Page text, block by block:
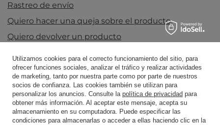
Rastreo de envío
Quiero hacer una queja sobre el producto.
Quiero devolver un producto
dirección (no recomendado)
Contacto
Cuenta
Utilizamos cookies para el correcto funcionamiento del sitio, para
ofrecer funciones sociales, analizar el tráfico y realizar actividades
de marketing, tanto por nuestra parte como por parte de nuestros
socios de confianza. Las cookies también se utilizan para
personalizar los anuncios. Consulte la política de privacidad para
obtener más información. Al aceptar este mensaje, acepta su
almacenamiento en su computadora. Puede especificar las
condiciones para almacenarlas o acceder a ellas haciendo clic en la